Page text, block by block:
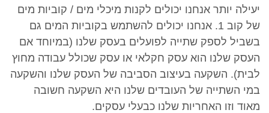
יעילה יותר אנחנו יכולים לקנות מיכלי מים / קוביות מים
של קוב 1. אנחנו יכולים להשתמש בקוביות המים גם
בשביל לספק שתייה לפועלים בעסק שלנו (במיוחד אם
העסק שלנו הוא עסק חקלאי או עסק שכולל עבודה מחוץ
לבית). השקעה בעיצוב הסביבה של העסק שלנו והשקעה
במי השתייה של העובדים שלנו היא השקעה חשובה
מאוד וזו האחריות שלנו כבעלי עסקים.